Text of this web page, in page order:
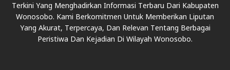
Terkini Yang Menghadirkan Informasi Terbaru Dari Kabupaten
Wonosobo. Kami Berkomitmen Untuk Memberikan Liputan
Yang Akurat, Terpercaya, Dan Relevan Tentang Berbagai
Peristiwa Dan Kejadian Di Wilayah Wonosobo.